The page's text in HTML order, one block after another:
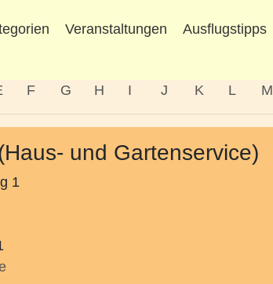
Veranstaltungen Ausflugstipps
F G H I J K L M
und Gartenservice)
1